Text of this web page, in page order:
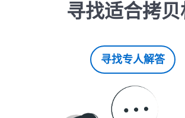
寻找适合拷贝
寻找专人解答